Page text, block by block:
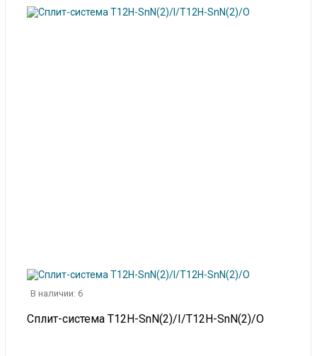
В наличии: 6
Сплит-система T12H-SnN(2)/I/T12H-SnN(2)/O